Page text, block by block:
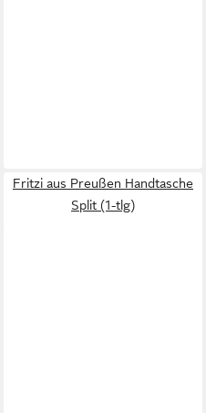
Fritzi aus Preußen Handtasche
Split (1-tlg)